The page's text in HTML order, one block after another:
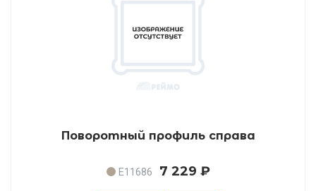
Поворотный профиль справа
E11686 7 229 ₽